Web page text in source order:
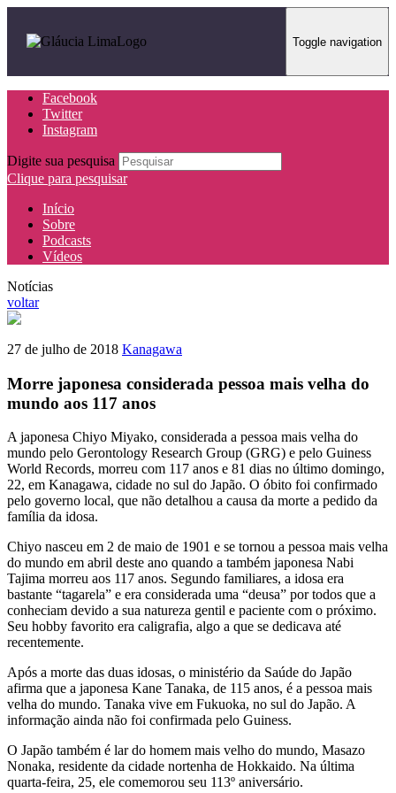
Toggle navigation
Facebook
Twitter
Instagram
Digite sua pesquisa
Clique para pesquisar
Início
Sobre
Podcasts
Vídeos
Notícias
voltar
27 de julho de 2018 Kanagawa
Morre japonesa considerada pessoa mais velha do
mundo aos 117 anos
A japonesa Chiyo Miyako, considerada a pessoa mais velha do
mundo pelo Gerontology Research Group (GRG) e pelo Guiness
World Records, morreu com 117 anos e 81 dias no último domingo,
22, em Kanagawa, cidade no sul do Japão. O óbito foi confirmado
pelo governo local, que não detalhou a causa da morte a pedido da
família da idosa.
Chiyo nasceu em 2 de maio de 1901 e se tornou a pessoa mais velha
do mundo em abril deste ano quando a também japonesa Nabi
Tajima morreu aos 117 anos. Segundo familiares, a idosa era
bastante “tagarela” e era considerada uma “deusa” por todos que a
conheciam devido a sua natureza gentil e paciente com o próximo.
Seu hobby favorito era caligrafia, algo a que se dedicava até
recentemente.
Após a morte das duas idosas, o ministério da Saúde do Japão
afirma que a japonesa Kane Tanaka, de 115 anos, é a pessoa mais
velha do mundo. Tanaka vive em Fukuoka, no sul do Japão. A
informação ainda não foi confirmada pelo Guiness.
O Japão também é lar do homem mais velho do mundo, Masazo
Nonaka, residente da cidade nortenha de Hokkaido. Na última
quarta-feira, 25, ele comemorou seu 113º aniversário.